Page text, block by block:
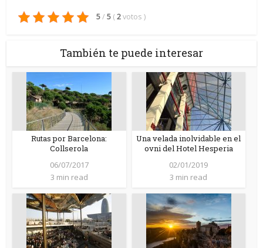
5/ 5 (2votos )
También te puede interesar
Rutas por Barcelona:
Collserola
06/07/2017
3 min read
Una velada inolvidable en el
ovni del Hotel Hesperia
02/01/2019
3 min read